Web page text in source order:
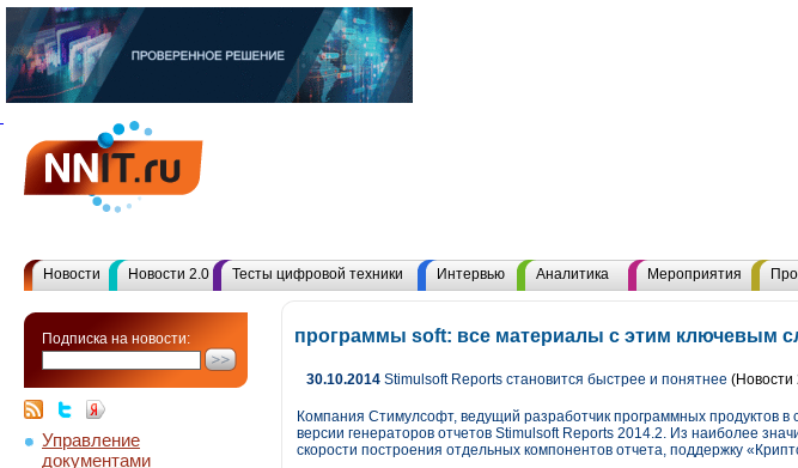
Новости Новости 2.0 Тесты цифровой техники Интервью Аналитика Мероприятия
Подписка на новости:
Управление
документами
программы soft: все материалы с этим ключевым
30.10.2014 Stimulsoft Reports становится быстрее и понятнее (Новости
Компания Стимулсофт, ведущий разработчик программных продуктов
версии генераторов отчетов Stimulsoft Reports 2014.2. Из наиболее
скорости построения отдельных компонентов отчета, поддержку